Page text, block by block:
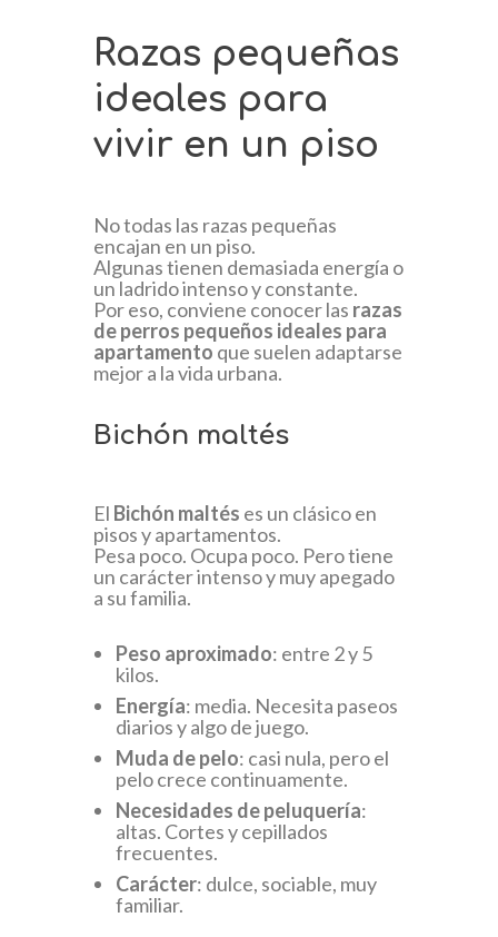
Razas pequeñas
ideales para
vivir en un piso
No todas las razas pequeñas
encajan en un piso.
Algunas tienen demasiada energía o
un ladrido intenso y constante.
Por eso, conviene conocer las razas
de perros pequeños ideales para
apartamento que suelen adaptarse
mejor a la vida urbana.
Bichón maltés
El Bichón maltés es un clásico en
pisos y apartamentos.
Pesa poco. Ocupa poco. Pero tiene
un carácter intenso y muy apegado
a su familia.
Peso aproximado: entre 2 y 5
kilos.
Energía: media. Necesita paseos
diarios y algo de juego.
Muda de pelo: casi nula, pero el
pelo crece continuamente.
Necesidades de peluquería:
altas. Cortes y cepillados
frecuentes.
Carácter: dulce, sociable, muy
familiar.